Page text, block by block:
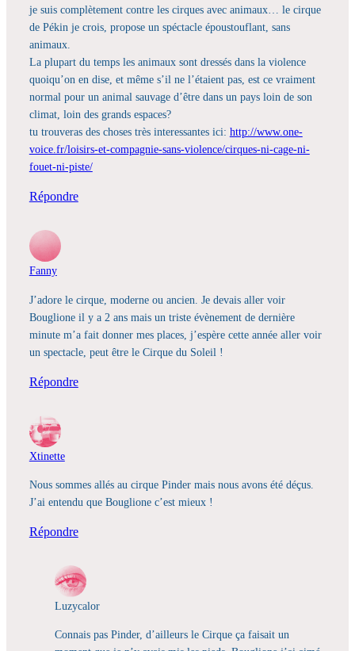
je suis complètement contre les cirques avec animaux… le cirque
de Pékin je crois, propose un spéctacle époustouflant, sans
animaux.
La plupart du temps les animaux sont dressés dans la violence
quoiqu’on en dise, et même s’il ne l’étaient pas, est ce vraiment
normal pour un animal sauvage d’être dans un pays loin de son
climat, loin des grands espaces?
tu trouveras des choses très interessantes ici: http://www.one-
voice.fr/loisirs-et-compagnie-sans-violence/cirques-ni-cage-ni-
fouet-ni-piste/
Répondre
Fanny
J’adore le cirque, moderne ou ancien. Je devais aller voir
Bouglione il y a 2 ans mais un triste évènement de dernière
minute m’a fait donner mes places, j’espère cette année aller voir
un spectacle, peut être le Cirque du Soleil !
Répondre
Xtinette
Nous sommes allés au cirque Pinder mais nous avons été déçus.
J’ai entendu que Bouglione c’est mieux !
Répondre
Luzycalor
Connais pas Pinder, d’ailleurs le Cirque ça faisait un